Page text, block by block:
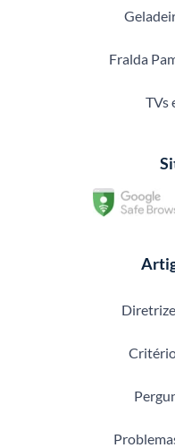
Fralda
TVs